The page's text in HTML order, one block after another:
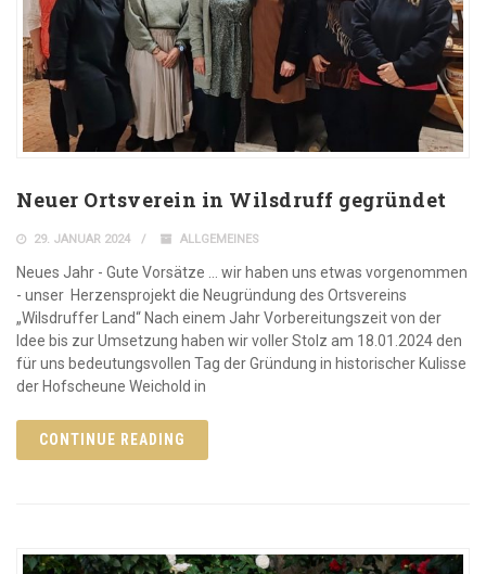
Neuer Ortsverein in Wilsdruff gegründet
29. JANUAR 2024 ALLGEMEINES
Neues Jahr - Gute Vorsätze … wir haben uns etwas vorgenommen
- unser Herzensprojekt die Neugründung des Ortsvereins
„Wilsdruffer Land“ Nach einem Jahr Vorbereitungszeit von der
Idee bis zur Umsetzung haben wir voller Stolz am 18.01.2024 den
für uns bedeutungsvollen Tag der Gründung in historischer Kulisse
der Hofscheune Weichold in
CONTINUE READING